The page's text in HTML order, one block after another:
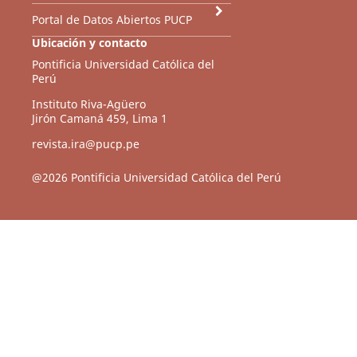
Portal de Datos Abiertos PUCP
Ubicación y contacto
Pontificia Universidad Católica del
Perú
Instituto Riva-Agüero
Jirón Camaná 459, Lima 1
revista.ira@pucp.pe
@2026 Pontificia Universidad Católica del Perú